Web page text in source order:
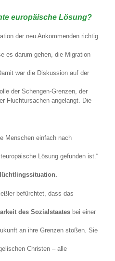
europäische Lösung?
der neu Ankommenden richtig
es darum gehen, die Migration
war die Diskussion auf der
der Schengen-Grenzen, der
Fluchtursachen angelangt. Die
Menschen einfach nach
Lösung gefunden ist.“
befürchtet, dass das
des Sozialstaates bei einer
an ihre Grenzen stoßen. Sie
Christen – alle